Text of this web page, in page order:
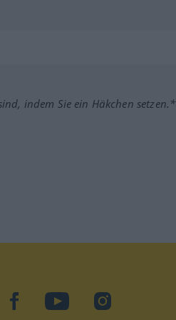
indem Sie ein Häkchen setzen.*
facebookYouTubeInstagram